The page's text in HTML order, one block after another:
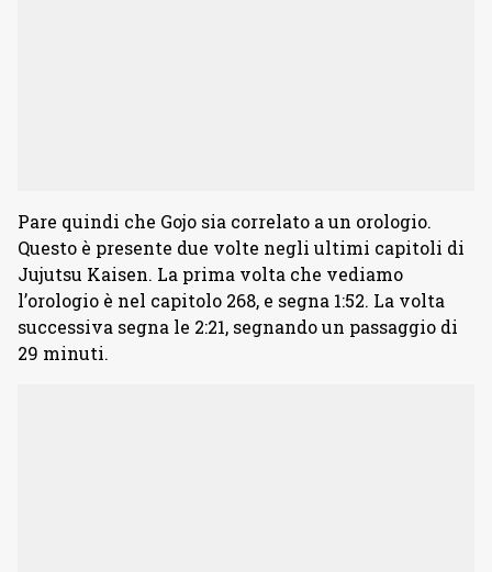
Pare quindi che Gojo sia correlato a un orologio.
Questo è presente due volte negli ultimi capitoli di
Jujutsu Kaisen. La prima volta che vediamo
l’orologio è nel capitolo 268, e segna 1:52. La volta
successiva segna le 2:21, segnando un passaggio di
29 minuti.